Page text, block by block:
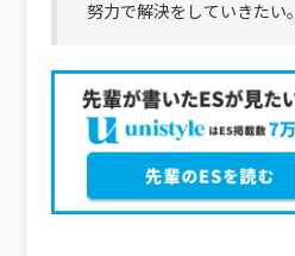
努力で解決をしていきたい。